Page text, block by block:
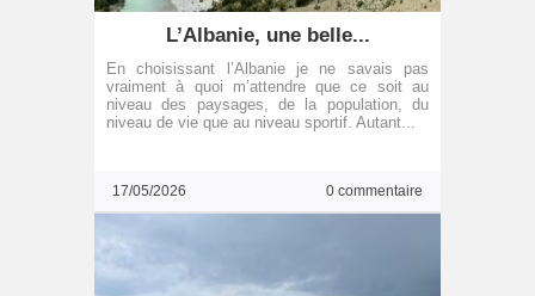
L’Albanie, une belle...
En choisissant l’Albanie je ne savais pas
vraiment à quoi m’attendre que ce soit au
niveau des paysages, de la population, du
niveau de vie que au niveau sportif. Autant...
17/05/2026 0 commentaire